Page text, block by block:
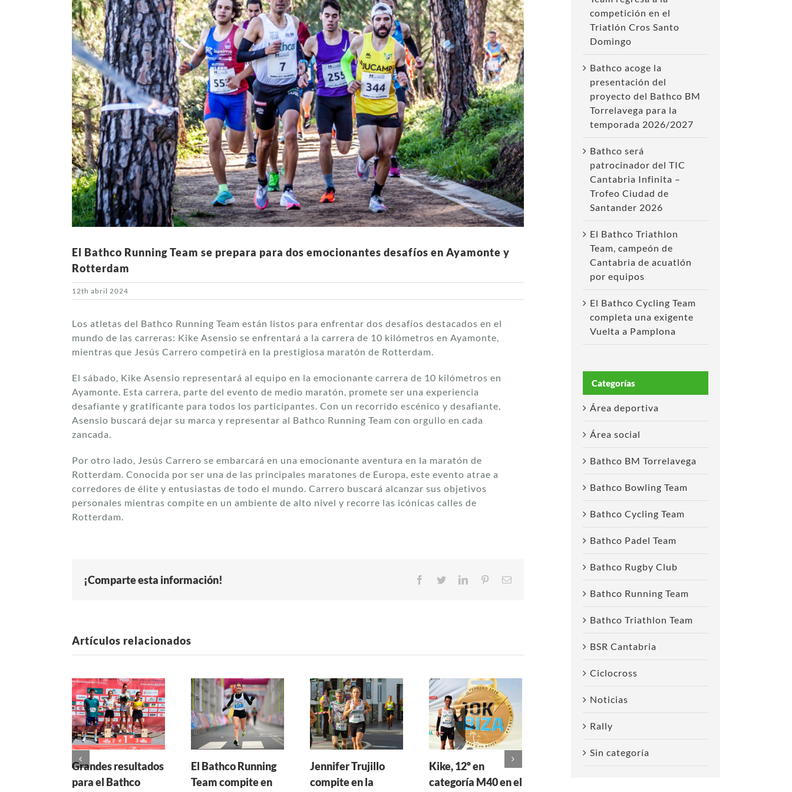
El Bathco Running Team se prepara para dos emocionantes desafíos en Ayamonte y
Rotterdam
12th abril 2024
Los atletas del Bathco Running Team están listos para enfrentar dos desafíos destacados en el
mundo de las carreras: Kike Asensio se enfrentará a la carrera de 10 kilómetros en Ayamonte,
mientras que Jesús Carrero competirá en la prestigiosa maratón de Rotterdam.
El sábado, Kike Asensio representará al equipo en la emocionante carrera de 10 kilómetros en
Ayamonte. Esta carrera, parte del evento de medio maratón, promete ser una experiencia
desafiante y gratificante para todos los participantes. Con un recorrido escénico y desafiante,
Asensio buscará dejar su marca y representar al Bathco Running Team con orgullo en cada
zancada.
Por otro lado, Jesús Carrero se embarcará en una emocionante aventura en la maratón de
Rotterdam. Conocida por ser una de las principales maratones de Europa, este evento atrae a
corredores de élite y entusiastas de todo el mundo. Carrero buscará alcanzar sus objetivos
personales mientras compite en un ambiente de alto nivel y recorre las icónicas calles de
Rotterdam.
¡Comparte esta información! Facebook
TwitterLinkedInPinterest
Artículos relacionados
Grandes resultados
para el Bathco
El Bathco Running
Team compite en
Jennifer Trujillo
compite en la
Kike, 12º en
categoría M40 en el
competición en el
Triatlón Cros Santo
Domingo
Bathco acoge la
presentación del
proyecto del Bathco BM
Torrelavega para la
temporada 2026/2027
Bathco será
patrocinador del TIC
Cantabria Infinita –
Trofeo Ciudad de
Santander 2026
El Bathco Triathlon
Team, campeón de
Cantabria de acuatlón
por equipos
El Bathco Cycling Team
completa una exigente
Vuelta a Pamplona
Categorías
Área deportiva
Área social
Bathco BM Torrelavega
Bathco Bowling Team
Bathco Cycling Team
Bathco Padel Team
Bathco Rugby Club
Bathco Running Team
Bathco Triathlon Team
BSR Cantabria
Ciclocross
Noticias
Rally
Sin categoría